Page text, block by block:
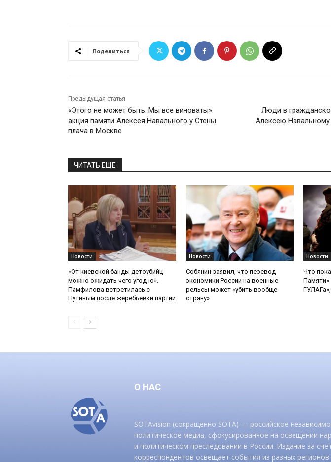
Поделиться
Предыдущая статья
«Этого не может быть. Мы все виноваты»:
акция памяти Алексея Навального у Стены
плача в Москве
Люди в
Алексею
ЧИТАТЬ ЕЩЕ
Новости
«От киевской банды детоубийц
можно ожидать чего угодно».
Памфилова встретилась с
Путиным после жеребьевки партий
Новости
Собянин заявил, что перевод
экономики России на военные
рельсы может «убить вообще
страну»
Новости
Что
О НАС
SOTAvision (сокращенно SOTA) — российское
политическое медиа, сфокусированное на освещении
и политическом преследовании в России. Издание за
корреспондентов освещает события из разных